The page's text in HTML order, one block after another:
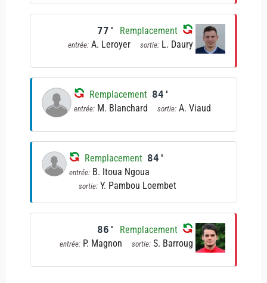
77' Remplacement
entrée: A. Leroyer sortie: L. Daury
Remplacement 84'
entrée: M. Blanchard sortie: A. Viaud
Remplacement 84'
entrée: B. Itoua Ngoua
sortie: Y. Pambou Loembet
86' Remplacement
entrée: P. Magnon sortie: S. Barroug